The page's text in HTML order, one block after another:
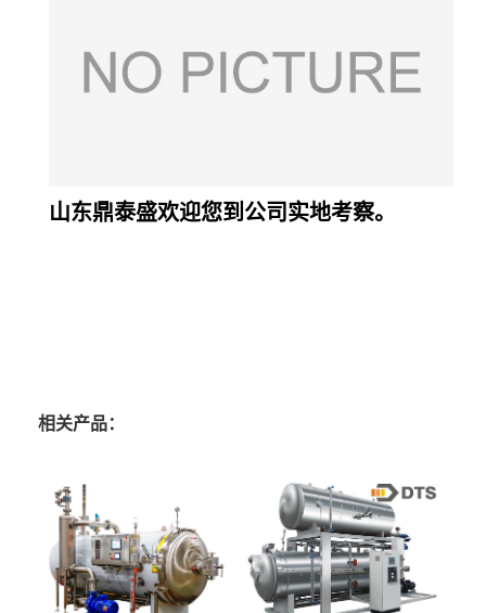
山东鼎泰盛欢迎您到公司实地考察。
相关产品：